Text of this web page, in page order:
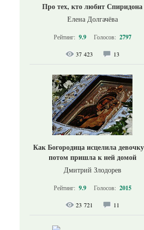
Про тех, кто любит Спиридона
Елена Долгачёва
Рейтинг: 9.9 Голосов: 2797
37 423 13
Как Богородица исцелила
потом пришла к ней домой
Дмитрий Злодорев
Рейтинг: 9.9 Голосов: 2015
23 721 11